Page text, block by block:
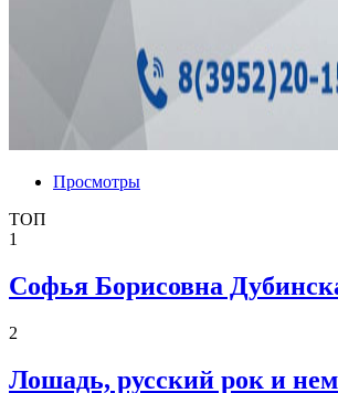
Просмотры
ТОП
1
Софья Борисовна
2
Лошадь, русский рок и